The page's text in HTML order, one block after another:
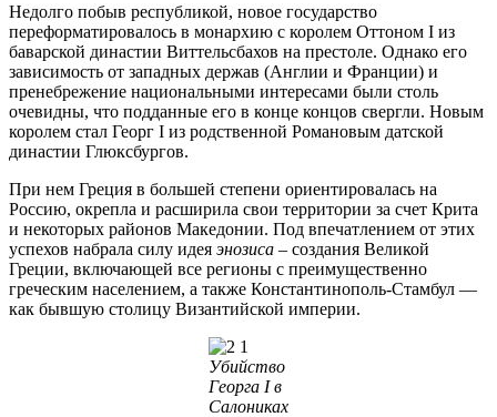
Недолго побыв республикой, новое государство
переформатировалось в монархию с королем Оттоном I из
баварской династии Виттельсбахов на престоле. Однако его
зависимость от западных держав (Англии и Франции) и
пренебрежение национальными интересами были столь
очевидны, что подданные его в конце концов свергли. Новым
королем стал Георг I из родственной Романовым датской
династии Глюксбургов.
При нем Греция в большей степени ориентировалась на
Россию, окрепла и расширила свои территории за счет Крита
и некоторых районов Македонии. Под впечатлением от этих
успехов набрала силу идея энозиса – создания Великой
Греции, включающей все регионы с преимущественно
греческим населением, а также Константинополь-Стамбул —
как бывшую столицу Византийской империи.
Убийство
Георга I в
Салониках